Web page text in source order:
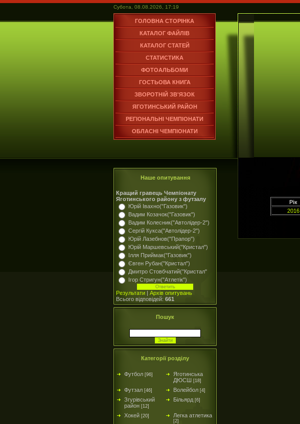
Субота, 08.08.2026, 17:19
ГОЛОВНА СТОРІНКА
КАТАЛОГ ФАЙЛІВ
КАТАЛОГ СТАТЕЙ
СТАТИСТИКА
ФОТОАЛЬБОМИ
ГОСТЬОВА КНИГА
ЗВОРОТНІЙ ЗВ'ЯЗОК
ЯГОТИНСЬКИЙ РАЙОН
РЕГІОНАЛЬНІ ЧЕМПІОНАТИ
ОБЛАСНІ ЧЕМПІОНАТИ
Наше опитування
Кращий гравець Чемпіонату
Яготинського району з футзалу
Юрій Івахно("Газовик")
Вадим Козачок("Газовик")
Вадим Колесник("Автолідер-2")
Сергій Кукса("Автолідер-2")
Юрій Лазебнов("Прапор")
Юрій Маршевський("Кристал")
Ілля Приймак("Газовик")
Євген Рубан("Кристал")
Дмитро Стовбчатий("Кристал"
Ігор Стригун("Атлетік")
Результати | Архів опитувань
Всього відповідей: 661
Пошук
Категорії розділу
Футбол [96]
Яготинська
ДЮСШ [18]
Футзал [46] Волейбол [4]
Згурівський
район [12]
Більярд [6]
Хокей [20] Легка атлетика
[2]
Рік
2016